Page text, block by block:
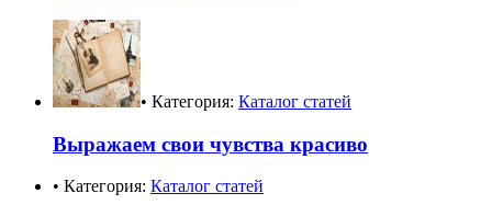
• Категория: Каталог статей
Выражаем свои чувства красиво
• Категория: Каталог статей